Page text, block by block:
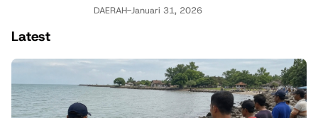
DAERAH-Januari 31, 2026
Latest